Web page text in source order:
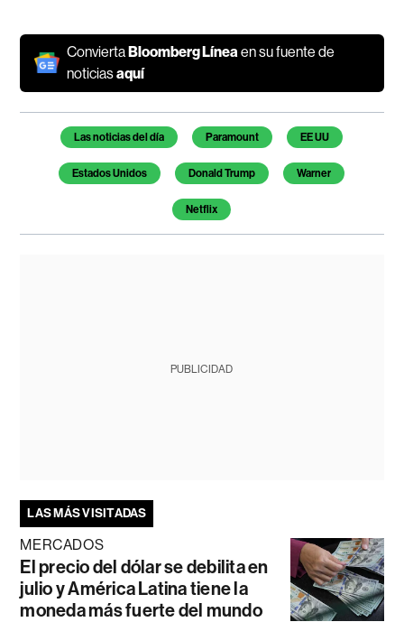
ConviertaBloomberg Línea en su fuente de
noticiasaquí
Temas de este artículo
Las noticias del día Paramount EE UU
Estados Unidos Donald Trump Warner
Netflix
PUBLICIDAD
LAS MÁS VISITADAS
MERCADOS
El precio del dólar se debilita en
julio y América Latina tiene la
moneda más fuerte del mundo